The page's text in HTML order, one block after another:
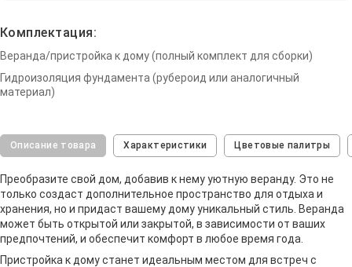
Комплектация:
Веранда/пристройка к дому (полный комплект для сборки)
Гидроизоляция фундамента (рубероид или аналогичный
материал)
Описание товара Характеристики Цветовые палитры
Преобразите свой дом, добавив к нему уютную веранду. Это не
только создаст дополнительное пространство для отдыха и
хранения, но и придаст вашему дому уникальный стиль. Веранда
может быть открытой или закрытой, в зависимости от ваших
предпочтений, и обеспечит комфорт в любое время года.
Пристройка к дому станет идеальным местом для встреч с